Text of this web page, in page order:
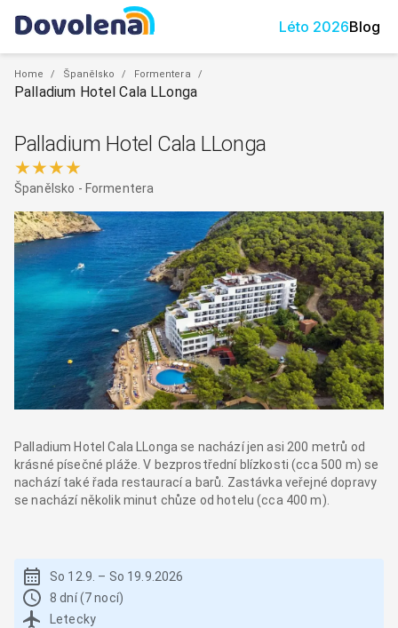
Léto 2026Blog
Home / Španělsko / Formentera /
Palladium Hotel Cala LLonga
Palladium Hotel Cala LLonga
★★★★
Španělsko - Formentera
Palladium Hotel Cala LLonga se nachází jen asi 200 metrů od
krásné písečné pláže. V bezprostřední blízkosti (cca 500 m) se
nachází také řada restaurací a barů. Zastávka veřejné dopravy
se nachází několik minut chůze od hotelu (cca 400 m).
So 12.9. – So 19.9.2026
8 dní (7 nocí)
Letecky